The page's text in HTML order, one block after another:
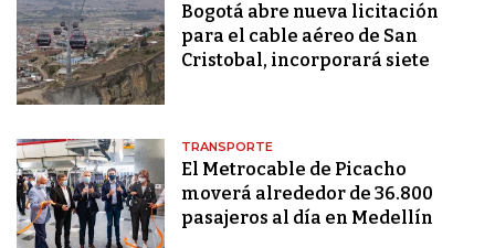
Bogotá abre nueva licitación
para el cable aéreo de San
Cristobal, incorporará siete
TRANSPORTE
El Metrocable de Picacho
moverá alrededor de 36.800
pasajeros al día en Medellín